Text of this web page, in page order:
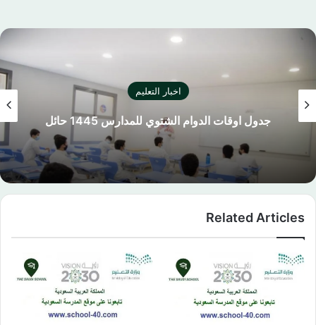
اخبار التعليم
جدول اوقات الدوام الشتوي للمدارس 1445 حائل
Related Articles